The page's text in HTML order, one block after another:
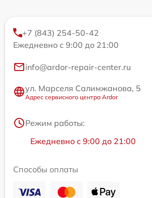
+7 (843) 254-50-42
Ежедневно с 9:00 до 21:00
info@ardor-repair-center.ru
ул. Марселя Салимжанова, 5
Адрес сервисного центра Ardor
Режим работы:
Ежедневно с 9:00 до 21:00
Способы оплаты